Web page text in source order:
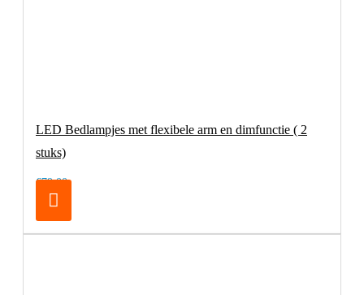
LED Bedlampjes met flexibele arm en dimfunctie ( 2
stuks)
€79,00